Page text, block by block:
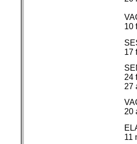
10
17
24
27
20
11